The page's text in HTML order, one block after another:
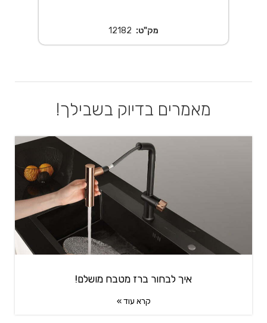
מק"ט: 12182
מאמרים בדיוק בשבילך!
איך לבחור ברז מטבח מושלם!
קרא עוד »